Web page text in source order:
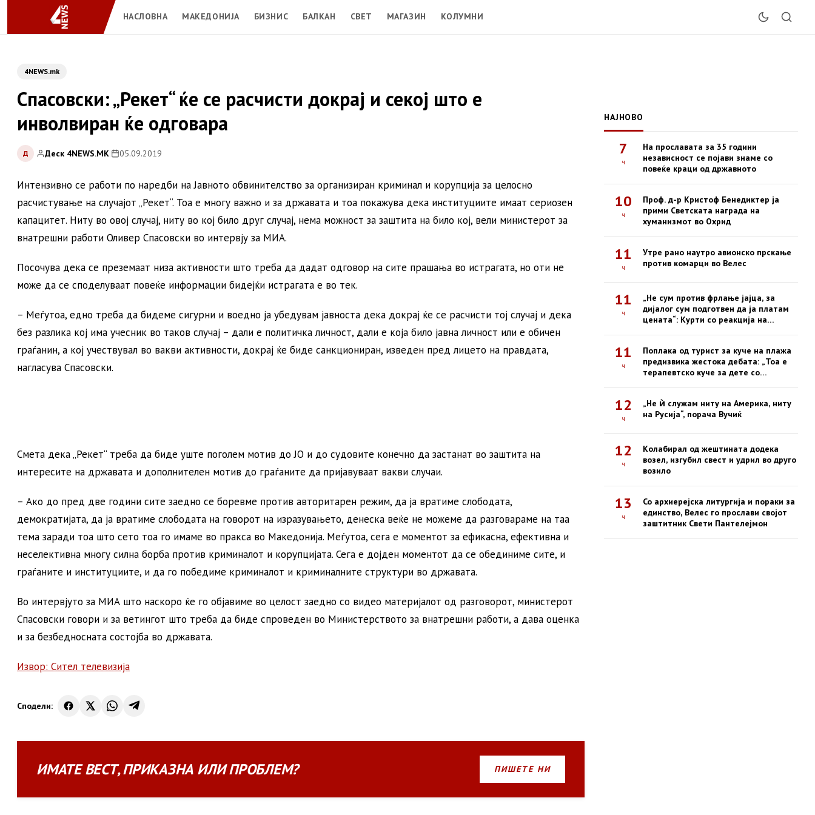
НАСЛОВНА МАКЕДОНИЈА БИЗНИС БАЛКАН СВЕТ МАГАЗИН КОЛУМНИ
4NEWS.mk
Спасовски: „Рекет“ ќе се расчисти докрај и секој што е
инволвиран ќе одговара
Д Деск 4NEWS.MK| 05.09.2019
Интензивно се работи по наредби на Јавното обвинителство за организиран криминал и корупција за целосно
расчистување на случајот „Рекет“. Тоа е многу важно и за државата и тоа покажува дека институциите имаат сериозен
капацитет. Ниту во овој случај, ниту во кој било друг случај, нема можност за заштита на било кој, вели министерот за
внатрешни работи Оливер Спасовски во интервју за МИА.
Посочува дека се преземаат низа активности што треба да дадат одговор на сите прашања во истрагата, но оти не
може да се споделуваат повеќе информации бидејќи истрагата е во тек.
– Меѓутоа, едно треба да бидеме сигурни и воедно ја убедувам јавноста дека докрај ќе се расчисти тој случај и дека
без разлика кој има учесник во таков случај – дали е политичка личност, дали е која било јавна личност или е обичен
граѓанин, а кој учествувал во вакви активности, докрај ќе биде санкциониран, изведен пред лицето на правдата,
нагласува Спасовски.
Смета дека „Рекет“ треба да биде уште поголем мотив до ЈО и до судовите конечно да застанат во заштита на
интересите на државата и дополнителен мотив до граѓаните да пријавуваат вакви случаи.
– Ако до пред две години сите заедно се боревме против авторитарен режим, да ја вратиме слободата,
демократијата, да ја вратиме слободата на говорот на изразувањето, денеска веќе не можеме да разговараме на таа
тема заради тоа што сето тоа го имаме во пракса во Македонија. Меѓутоа, сега е моментот за ефикасна, ефективна и
неселективна многу силна борба против криминалот и корупцијата. Сега е дојден моментот да се обединиме сите, и
граѓаните и институциите, и да го победиме криминалот и криминалните структури во државата.
Во интервјуто за МИА што наскоро ќе го објавиме во целост заедно со видео материјалот од разговорот, министерот
Спасовски говори и за ветингот што треба да биде спроведен во Министерството за внатрешни работи, а дава оценка
и за безбедносната состојба во државата.
Извор: Сител телевизија
Сподели:
ИМАТЕВЕСТ,ПРИКАЗНА ИЛИПРОБЛЕМ? ПИШЕТЕ НИ
НАЈНОВО
7
ч
На прославата за 35 години
независност се појави знаме со
повеќе краци од државното
10
ч
Проф. д-р Кристоф Бенедиктер ја
прими Светската награда на
хуманизмот во Охрид
11
ч
Утре рано наутро авионско прскање
против комарци во Велес
11
ч
„Не сум против фрлање јајца, за
дијалог сум подготвен да ја платам
цената“: Курти со реакција на
11
ч
Поплака од турист за куче на плажа
предизвика жестока дебата: „Тоа е
терапевтско куче за дете со
12
ч
„Не ѝ служам ниту на Америка, ниту
на Русија“, порача Вучиќ
12
ч
Колабирал од жештината додека
возел, изгубил свест и удрил во друго
возило
13
ч
Со архиерејска литургија и пораки за
единство, Велес го прослави својот
заштитник Свети Пантелејмон